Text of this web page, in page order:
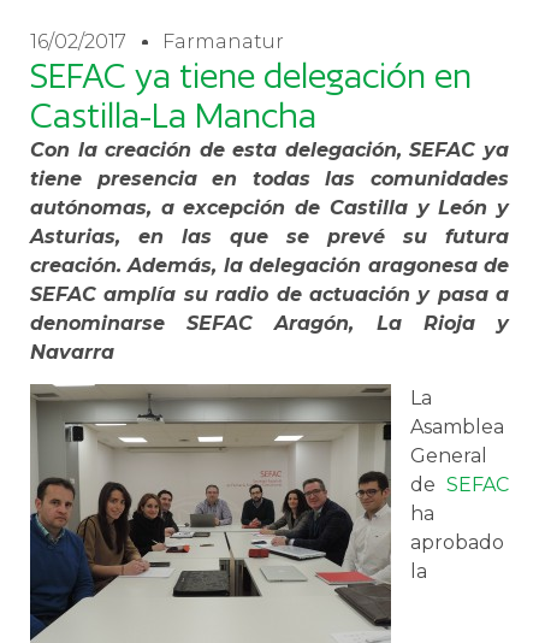
16/02/2017 Farmanatur
SEFAC ya tiene delegación en
Castilla-La Mancha
Con la creación de esta delegación, SEFAC ya
tiene presencia en todas las comunidades
autónomas, a excepción de Castilla y León y
Asturias, en las que se prevé su futura
creación. Además, la delegación aragonesa de
SEFAC amplía su radio de actuación y pasa a
denominarse SEFAC Aragón, La Rioja y
Navarra
La
Asamblea
General
de SEFAC
ha
aprobado
la